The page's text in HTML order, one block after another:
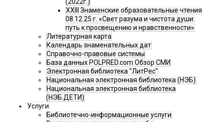
(2022г.)
XXIII Знаменские образовательные чтения
08.12.25 г. «Свет разума и чистота души:
путь к просвещению и нравственности»
Литературная карта
Календарь знаменательных дат
Справочно-правовые системы
База данных POLPRED.com Обзор СМИ
Электронная библиотека "ЛитРес"
Национальная электронная библиотека (НЭБ)
Национальная электронная библиотека
(НЭБ.ДЕТИ)
Услуги
Библиотечно-информационные услуги